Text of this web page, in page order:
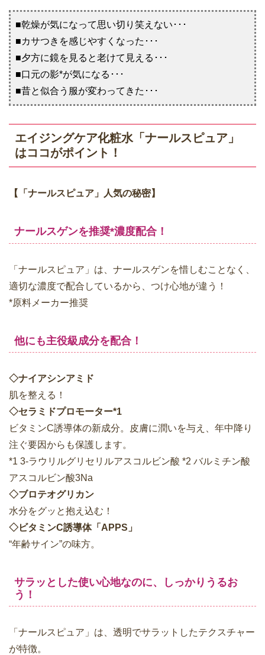
■乾燥が気になって思い切り笑えない･･･
■カサつきを感じやすくなった･･･
■夕方に鏡を見ると老けて見える･･･
■口元の影*が気になる･･･
■昔と似合う服が変わってきた･･･
エイジングケア化粧水「ナールスピュア」
はココがポイント！
【「ナールスピュア」人気の秘密】
ナールスゲンを推奨*濃度配合！
「ナールスピュア」は、ナールスゲンを惜しむことなく、
適切な濃度で配合しているから、つけ心地が違う！
*原料メーカー推奨
他にも主役級成分を配合！
◇ナイアシンアミド
肌を整える！
◇セラミドプロモーター*1
ビタミンC誘導体の新成分。皮膚に潤いを与え、年中降り
注ぐ要因からも保護します。
*1 3-ラウリルグリセリルアスコルビン酸 *2 バルミチン酸
アスコルビン酸3Na
◇ブロテオグリカン
水分をグッと抱え込む！
◇ビタミンC誘導体「APPS」
“年齢サイン”の味方。
サラッとした使い心地なのに、しっかりうるお
う！
「ナールスピュア」は、透明でサラットしたテクスチャー
が特徴。